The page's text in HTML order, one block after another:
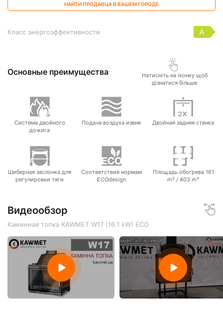
НАЙТИ ПРОДАВЦА В ВАШЕМ ГОРОДЕ
Класс энергоэффективности A
Основные преимущества
Натисніть на іконку щоб
дізнатися більше
Система двойного
дожига
Подача воздуха извне Двойная задняя стенка
Шиберная заслонка для
регулировки тяги
Соответствие нормам
ECOdesign
Площадь обогрева 161
m² / 403 m³
Видеообзор
Каминная топка KAWMET W17 (16.1 kW) EСO